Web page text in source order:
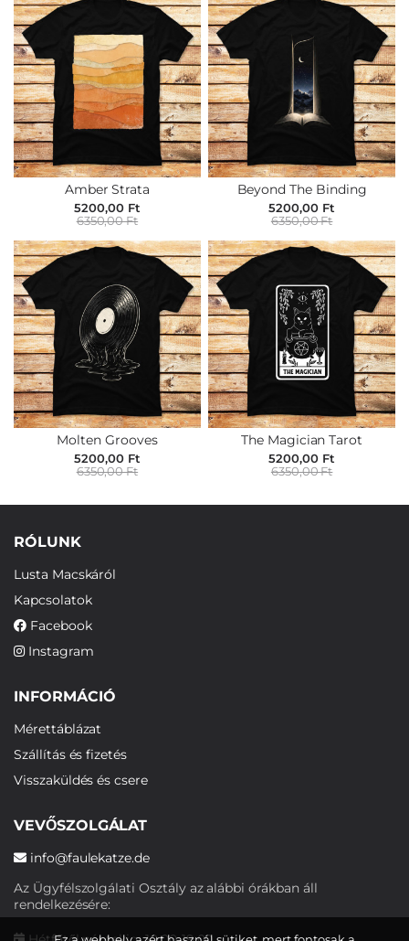
Amber Strata
5200,00 Ft
6350,00 Ft
Beyond The Binding
5200,00 Ft
6350,00 Ft
Molten Grooves
5200,00 Ft
6350,00 Ft
The Magician Tarot
5200,00 Ft
6350,00 Ft
RÓLUNK
Lusta Macskáról
Kapcsolatok
Facebook
Instagram
INFORMÁCIÓ
Mérettáblázat
Szállítás és fizetés
Visszaküldés és csere
VEVŐSZOLGÁLAT
info@faulekatze.de
Az Ügyfélszolgálati Osztály az alábbi órákban áll
rendelkezésére: